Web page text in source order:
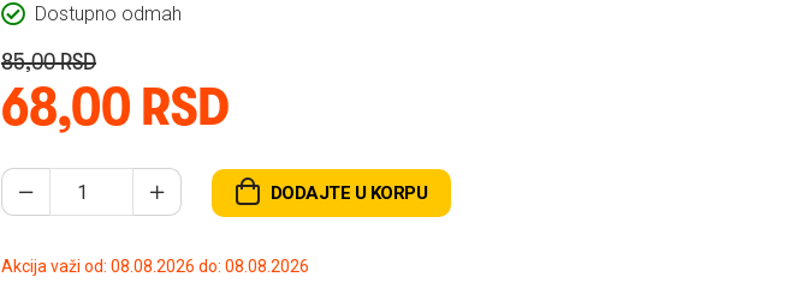
Dostupno odmah
68,00 RSD
85,00 RSD
DODAJTE U KORPU
Akcija važi od: 08.08.2026 do: 08.08.2026